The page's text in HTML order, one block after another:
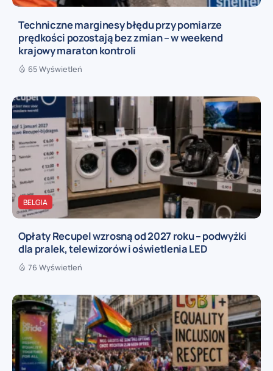
Techniczne marginesy błędu przy pomiarze
prędkości pozostają bez zmian – w weekend
krajowy maraton kontroli
65 Wyświetleń
BELGIA
Opłaty Recupel wzrosną od 2027 roku – podwyżki
dla pralek, telewizorów i oświetlenia LED
76 Wyświetleń